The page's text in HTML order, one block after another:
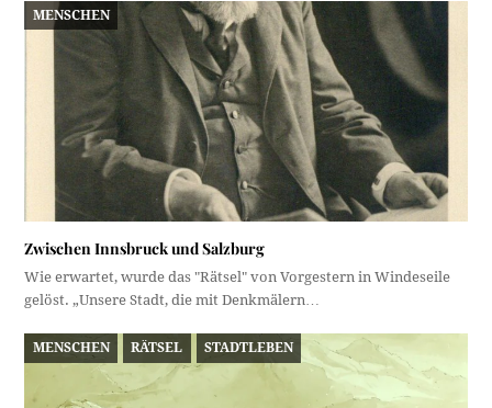
MENSCHEN
Zwischen Innsbruck und Salzburg
Wie erwartet, wurde das "Rätsel" von Vorgestern in Windeseile
gelöst. „Unsere Stadt, die mit Denkmälern…
MENSCHEN RÄTSEL STADTLEBEN